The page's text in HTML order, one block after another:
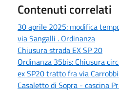
Contenuti correlati
30 aprile 2025: modifica
via Sangalli . Ordinanza
Chiusura strada EX SP 20
Ordinanza 35bis: Chiusura
ex SP20 tratto fra via
Casaletto di Sopra - cascina